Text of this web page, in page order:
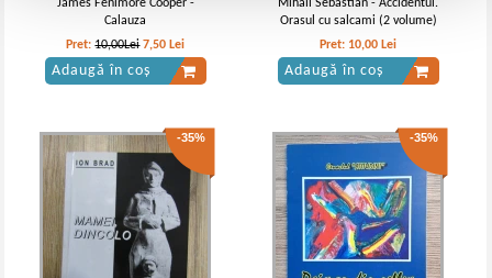
James Fenimore Cooper -
Calauza
Pret:10,00Lei 7,50 Lei
Adaugă în coș
Mihail Sebastian - Accidentul.
Orasul cu salcami (2 volume)
Pret: 10,00 Lei
Adaugă în coș
-35% -35%